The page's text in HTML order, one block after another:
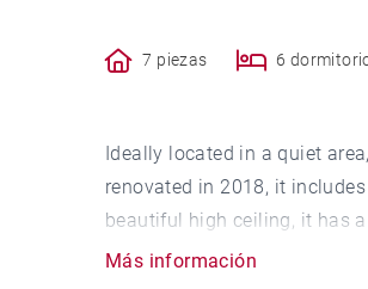
7 piezas 6
Ideally located in a quiet
renovated in 2018, it
beautiful high ceiling, it has
Más información